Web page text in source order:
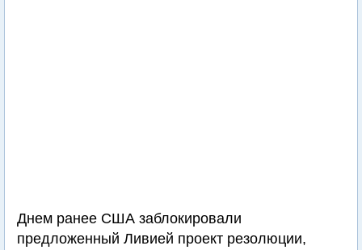
Днем ранее США заблокировали
предложенный Ливией проект резолюции,